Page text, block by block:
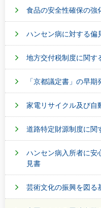
食品の安全性確保の強
ハンセン病に対する偏
地方交付税制度に関す
「京都議定書」の早
家電リサイクル及び自
道路特定財源制度に関
ハンセン病入所者に安
見書
芸術文化の振興を図る